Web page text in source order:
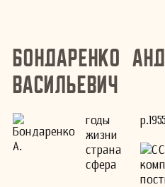
Бондаренко
Васильевич
годы
жизни
страна
сфера